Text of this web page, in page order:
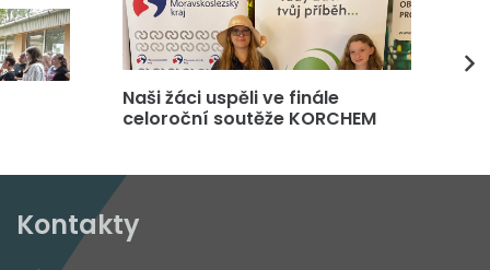
Naši žáci uspěli ve finále
celoroční soutěže KORCHEM
Kontakty